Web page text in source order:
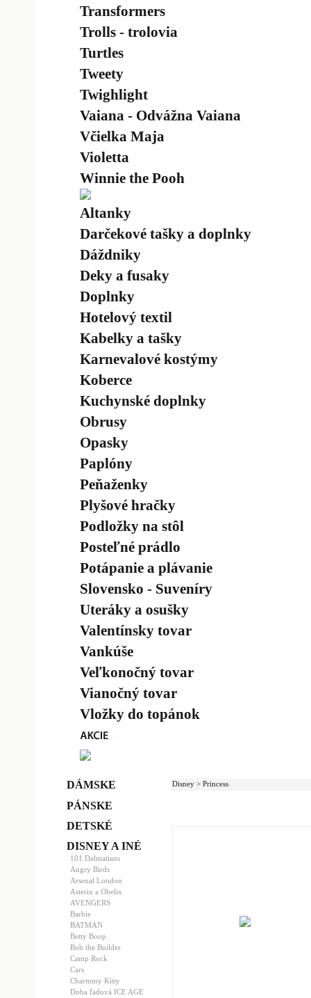
Transformers
Trolls - trolovia
Turtles
Tweety
Twighlight
Vaiana - Odvážna Vaiana
Včielka Maja
Violetta
Winnie the Pooh
Altanky
Darčekové tašky a doplnky
Dáždniky
Deky a fusaky
Doplnky
Hotelový textil
Kabelky a tašky
Karnevalové kostýmy
Koberce
Kuchynské doplnky
Obrusy
Opasky
Paplóny
Peňaženky
Plyšové hračky
Podložky na stôl
Posteľné prádlo
Potápanie a plávanie
Slovensko - Suveníry
Uteráky a osušky
Valentínsky tovar
Vankúše
Veľkonočný tovar
Vianočný tovar
Vložky do topánok
DÁMSKE
PÁNSKE
DETSKÉ
DISNEY A INÉ
101 Dalmatians
Angry Birds
Arsenal London
Asterix a Obelix
AVENGERS
Barbie
BATMAN
Betty Boop
Bob the Builder
Camp Rock
Cars
Charmmy Kitty
Doba ľadová ICE AGE
Disney > Princess